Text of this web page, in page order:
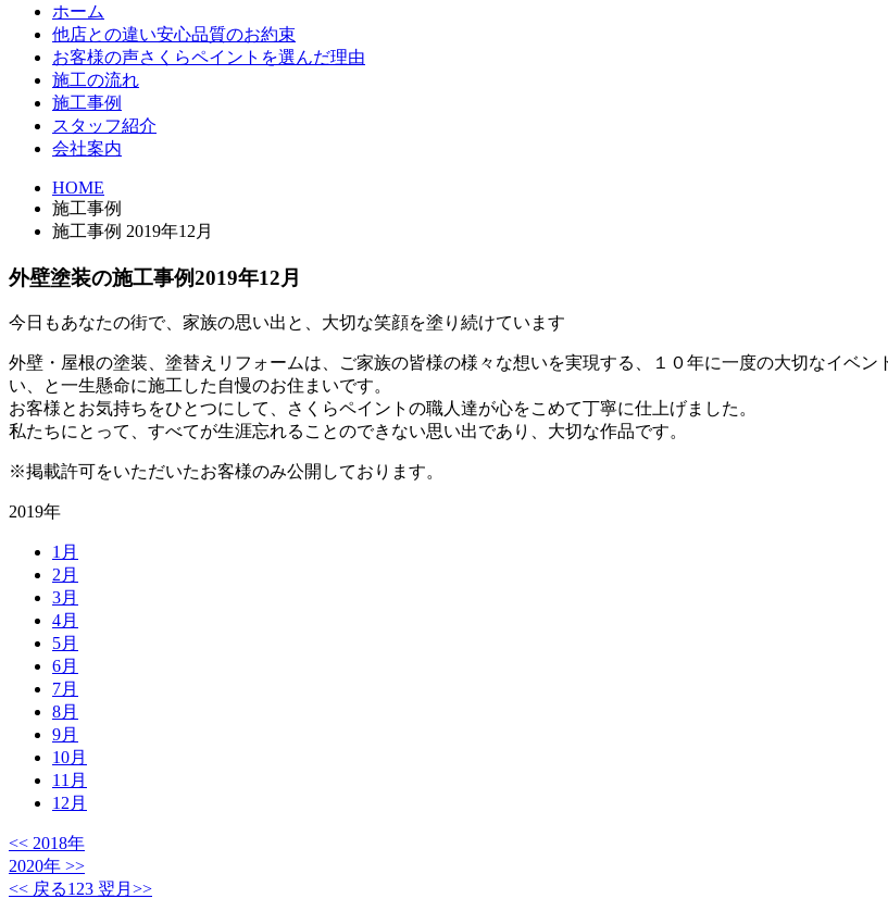
ホーム
他店との違い安心品質のお約束
お客様の声さくらペイントを選んだ理由
施工の流れ
施工事例
スタッフ紹介
会社案内
HOME
施工事例
施工事例 2019年12月
外壁塗装の施工事例2019年12月
今日もあなたの街で、家族の思い出と、大切な笑顔を塗り続けています
外壁・屋根の塗装、塗替えリフォームは、ご家族の皆様の様々な想いを実現する、１０年に一度の大切なイベ
い、と一生懸命に施工した自慢のお住まいです。
お客様とお気持ちをひとつにして、さくらペイントの職人達が心をこめて丁寧に仕上げました。
私たちにとって、すべてが生涯忘れることのできない思い出であり、大切な作品です。
※掲載許可をいただいたお客様のみ公開しております。
2019年
1 月
2 月
3月
4月
5月
6月
7月
8月
9月
10月
11 月
12 月
<< 2018年
2020年 >>
<< 戻る1 23 翌月>>